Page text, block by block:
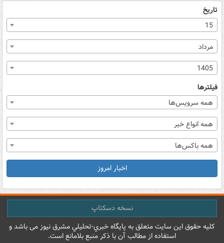
تاریخ
15
مرداد
1405
فیلترها
همه سرویس‌ها
همه انواع خبر
همه باکس‌ها
اخبار امروز
نسخه دسکتاپ
کليه حقوق اين سايت متعلق به پایگاه خبري-تحليلي مشرق نيوز می باشد و
استفاده از مطالب آن با ذکر منبع بلامانع است.